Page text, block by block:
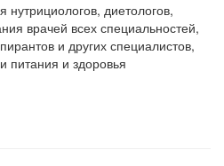
диетологов,
врачей всех специальностей,
и других специалистов,
питания и здоровья